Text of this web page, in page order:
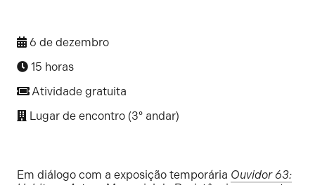
6 de dezembro
15 horas
Atividade gratuita
Lugar de encontro (3º andar)
Em diálogo com a exposição temporária Ouvidor 63: